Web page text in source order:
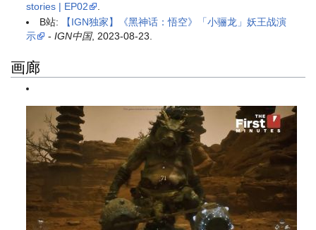
stories | EP02
.
B站:
【IGN独家】《黑神话：悟空》「小骊龙」妖王战演
示
-IGN中国, 2023-08-23.
画廊